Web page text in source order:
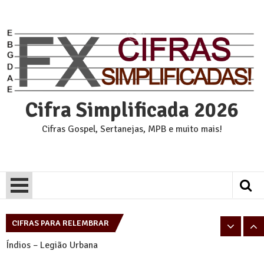
content
Cifra Simplificada 2026
Cifras Gospel, Sertanejas, MPB e muito mais!
CIFRAS PARA RELEMBRAR
Pais e Filhos – Legião Urbana
Tempo Perdido – Legião Urbana
Índios – Legião Urbana